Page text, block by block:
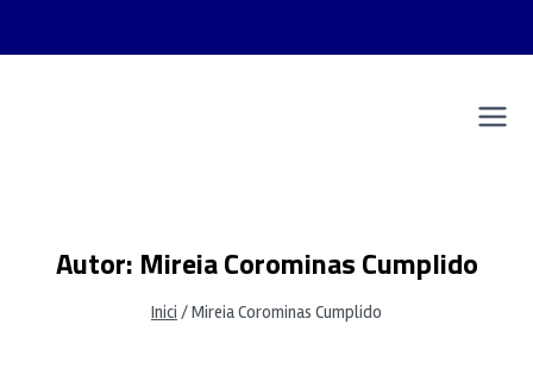
Autor: Mireia Corominas Cumplido
Inici /Mireia Corominas Cumplido